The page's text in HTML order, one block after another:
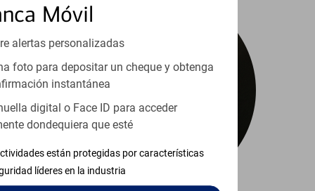
Móvil
alertas personalizadas
foto para depositar un cheque y obtenga
instantánea
digital o Face ID para acceder
dondequiera que esté
están protegidas por características
líderes en la industria